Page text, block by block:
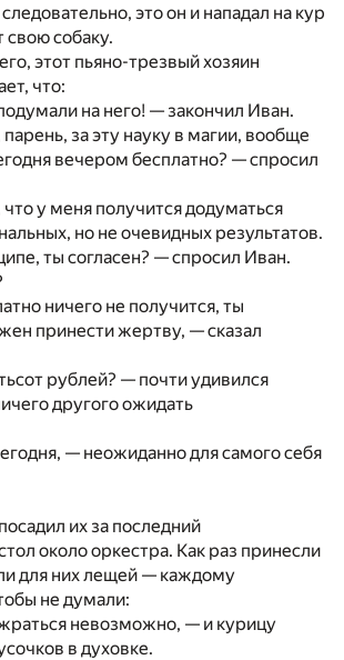
это он и нападал на кур
свою собаку.
этот пьяно-трезвый хозяин
что:
на него! — закончил Иван.
за эту науку в магии, вообще
вечером бесплатно? — спросил
у меня получится додуматься
но не очевидных результатов.
ты согласен? — спросил Иван.
ничего не получится, ты
принести жертву, — сказал
рублей? — почти удивился
другого ожидать
— неожиданно для самого себя
их за последний
около оркестра. Как раз принесли
для них лещей — каждому
не думали:
невозможно, — и курицу
в духовке.